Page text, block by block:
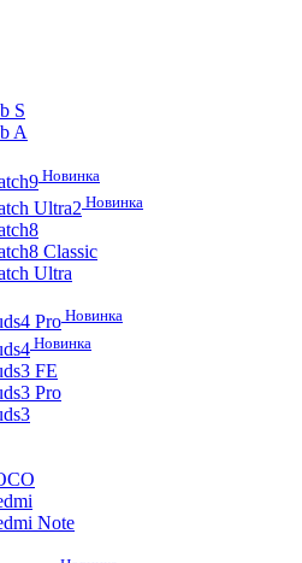
S
A
Новинка
Ultra2 Новинка
Classic
Ultra
Pro Новинка
Новинка
FE
Pro
Note